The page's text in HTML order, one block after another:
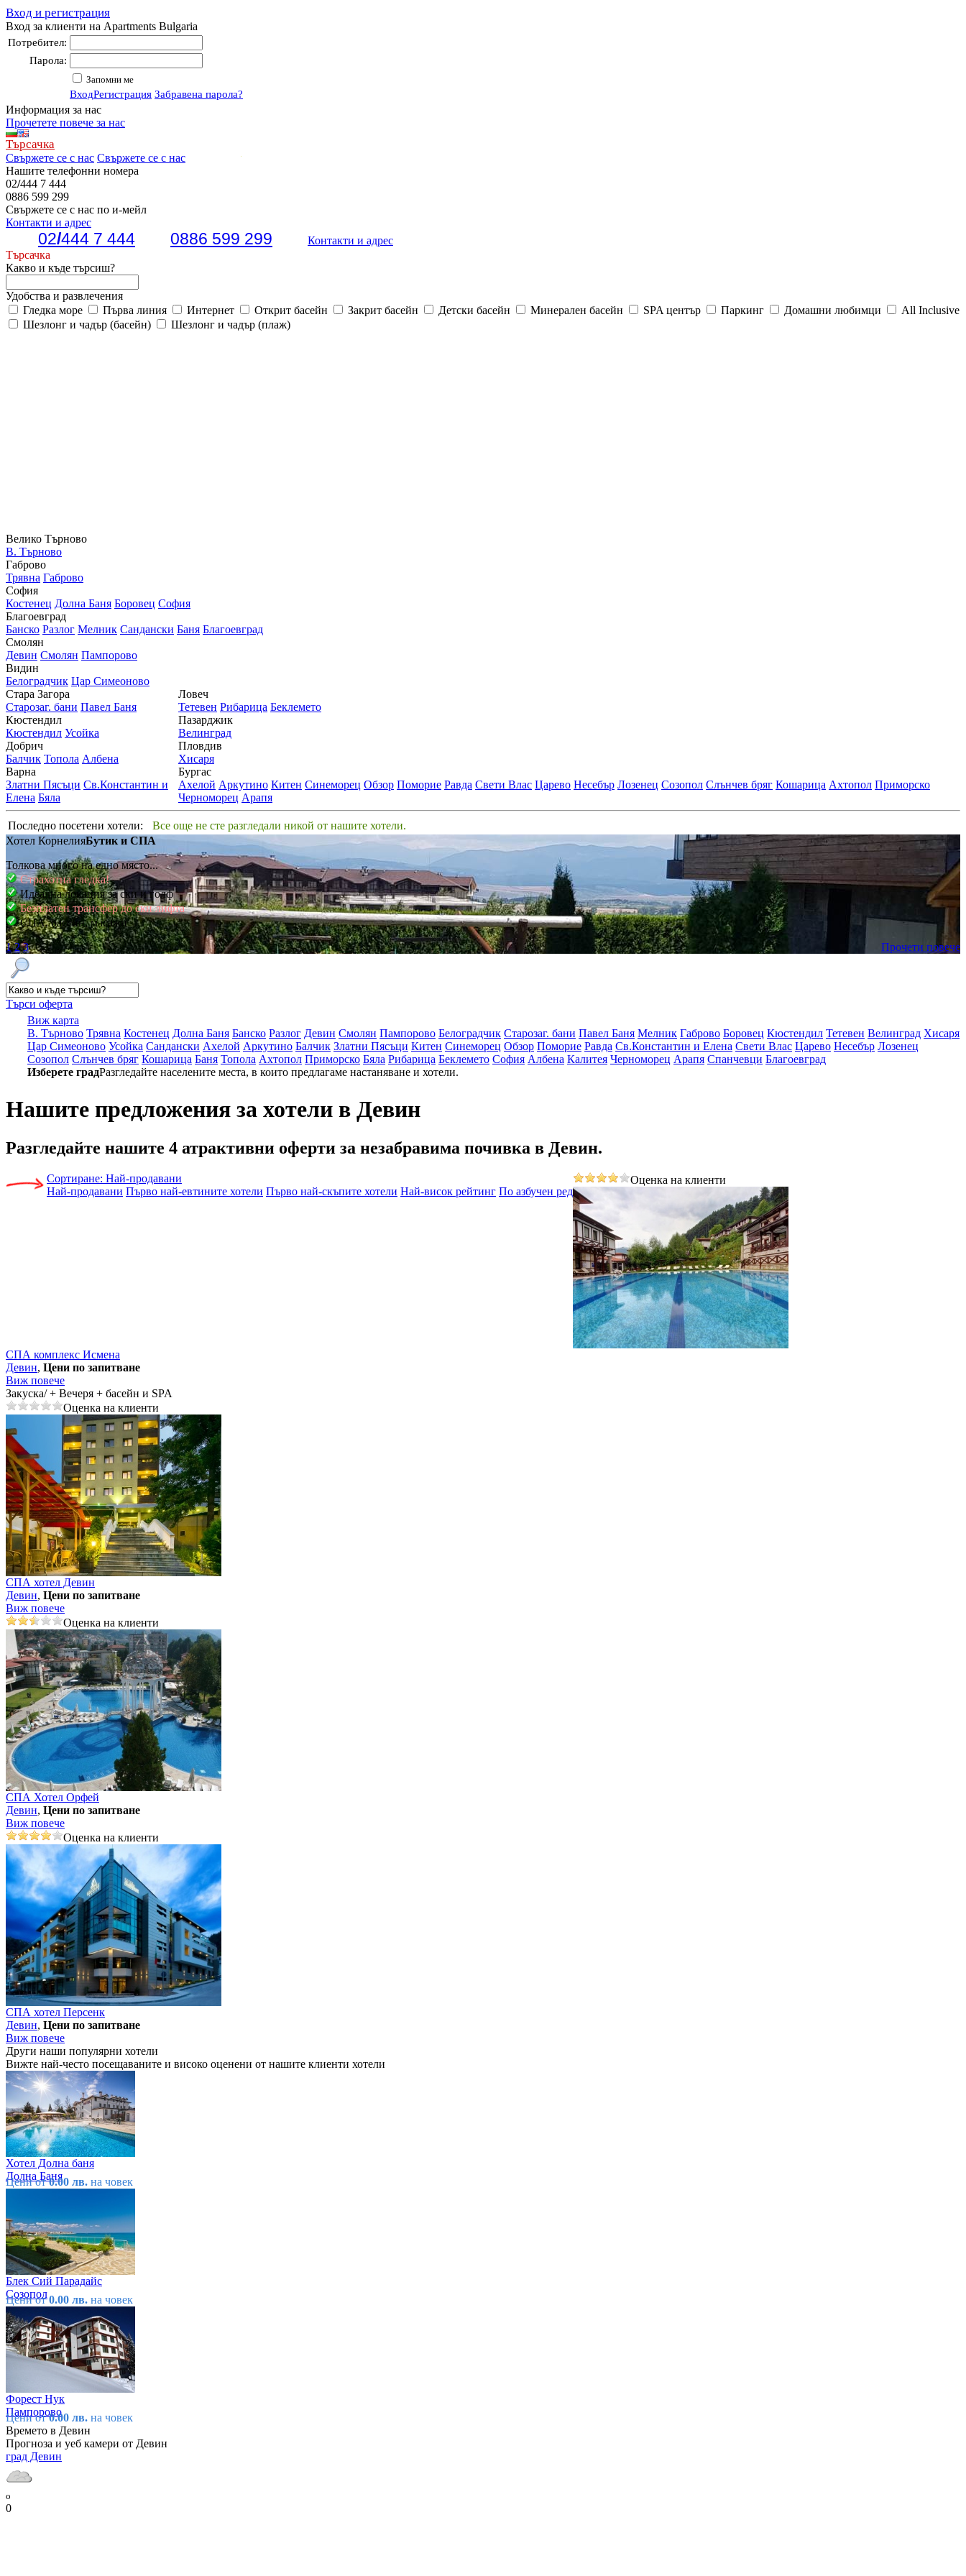
Вход и регистрация
Вход за клиенти на Apartments Bulgaria
Потребител:
Парола:
Запомни ме
ВходРегистрация Забравена парола?
Информация за нас
Прочетете повече за нас
Търсачка
Свържете се с нас Свържете се с нас
Нашите телефонни номера
02/444 7 444
0886 599 299
Свържете се с нас по и-мейл
Контакти и адрес
02/444 7 444 0886 599 299
Контакти и адрес
Търсачка
Какво и къде търсиш?
Удобства и развлечения
Гледка море
Първа линия Интернет Открит басейн Закрит басейн Детски басейн Минерален басейн SPA център Паркинг Домашни любимци
All Inclusive
Шезлонг и чадър (басейн)
Шезлонг и чадър (плаж)
Велико Търново
В. Търново
Габрово
Трявна Габрово
София
Костенец Долна Баня Боровец София
Благоевград
Банско Разлог Мелник Сандански Баня Благоевград
Смолян
Девин Смолян Пампорово
Видин
Белоградчик Цар Симеоново
Стара Загора
Старозаг. бани Павел Баня
Кюстендил
Кюстендил Усойка
Добрич
Балчик Топола Албена
Варна
Златни Пясъци Св.Константин и
Елена Бяла
Ловеч
Тетевен Рибарица Беклемето
Пазарджик
Велинград
Пловдив
Хисаря
Бургас
Ахелой Аркутино Китен Синеморец Обзор Поморие Равда Свети Влас Царево Несебър Лозенец Созопол Слънчев бряг Кошарица Ахтопол Приморско
Черноморец Арапя
Последно посетени хотели:
Все още не сте разгледали никой от нашите хотели.
Хотел КорнелияБутик и СПА
Толкова много на едно място...
Страхотна гледка!
Идеална локация за ски и голф
Безплатен трансфер до ски лифта
СПА, басейн, масажи
Прочети повече
1 2 3
Търси оферта
Виж карта
В. Търново Трявна Костенец Долна Баня Банско Разлог Девин Смолян Пампорово Белоградчик Старозаг. бани Павел Баня Мелник Габрово Боровец Кюстендил Тетевен Велинград Хисаря
Цар Симеоново Усойка Сандански Ахелой Аркутино Балчик Златни Пясъци Китен Синеморец Обзор Поморие Равда Св.Константин и Елена Свети Влас Царево Несебър Лозенец
Созопол Слънчев бряг Кошарица Баня Топола Ахтопол Приморско Бяла Рибарица Беклемето София Албена Калитея Черноморец Арапя Спанчевци Благоевград
Изберете градРазгледайте населените места, в които предлагаме настаняване и хотели.
Нашите предложения за хотели в Девин
Разгледайте нашите 4 атрактивни оферти за незабравима почивка в Девин.
Сортиране: Най-продавани
Най-продавани Първо най-евтините хотели Първо най-скъпите хотели Най-висок рейтинг По азбучен ред
Оценка на клиенти
СПА комплекс Исмена
Девин, Цени по запитване
Виж повече
Закуска/ + Вечеря + басейн и SPA
Оценка на клиенти
СПА хотел Девин
Девин, Цени по запитване
Виж повече
Оценка на клиенти
СПА Хотел Орфей
Девин, Цени по запитване
Виж повече
Оценка на клиенти
СПА хотел Персенк
Девин, Цени по запитване
Виж повече
Други наши популярни хотели
Вижте най-често посещаваните и високо оценени от нашите клиенти хотели
Хотел Долна баня
Долна Баня
Цени от0.00 лв. на човек
Блек Сий Парадайс
Созопол
Цени от0.00 лв. на човек
Форест Нук
Пампорово
Цени от0.00 лв. на човек
Времето в Девин
Прогноза и уеб камери от Девин
град Девин
o
0